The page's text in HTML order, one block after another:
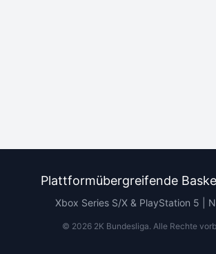
Plattformübergreifende
Xbox Series S/X & PlayStation 5 |
© 20262K Bundesliga. Alle Rechte